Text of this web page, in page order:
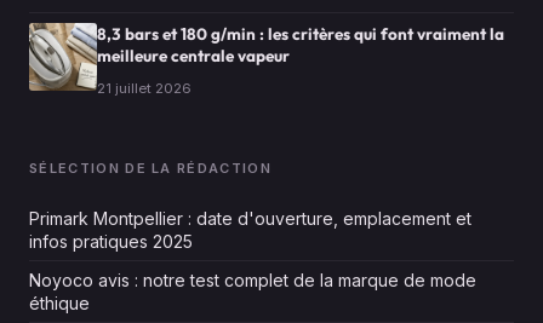
8,3 bars et 180 g/min : les critères qui font vraiment la
meilleure centrale vapeur
21 juillet 2026
SÉLECTION DE LA RÉDACTION
Primark Montpellier : date d'ouverture, emplacement et
infos pratiques 2025
Noyoco avis : notre test complet de la marque de mode
éthique